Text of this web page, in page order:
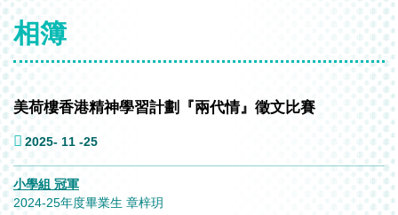
相簿
美荷樓香港精神學習計劃『兩代情』徵文比賽
2025- 11 -25
小學組 冠軍
2024-25年度畢業生 章梓玥